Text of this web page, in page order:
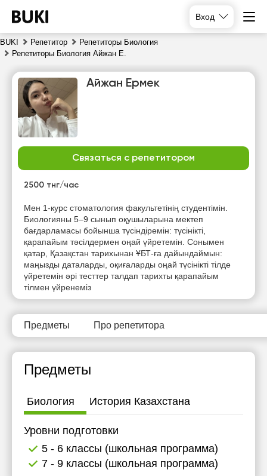
Вход
BUKI Репетитор
Репетиторы Биология
Репетиторы Биология Айжан Е.
Айжан Ермек
Связаться с репетитором
2500 тнг/час
Мен 1-курс стоматология факультетінің студентімін.
Биологияны 5–9 сынып оқушыларына мектеп
бағдарламасы бойынша түсіндіремін: түсінікті,
қарапайым тәсілдермен оңай үйретемін. Сонымен
қатар, Қазақстан тарихынан ҰБТ-ға дайындаймын:
маңызды даталарды, оқиғаларды оңай түсінікті тілде
үйретемін әрі тесттер талдап тарихты қарапайым
тілмен үйренеміз
Предметы Про репетитора
Предметы
Биология История Казахстана
Уровни подготовки
5 - 6 классы (школьная программа)
7 - 9 классы (школьная программа)
пн
вт
Нет
свободных
часов
Нет
свободных
часов
Нет
свободных
часов
Нет